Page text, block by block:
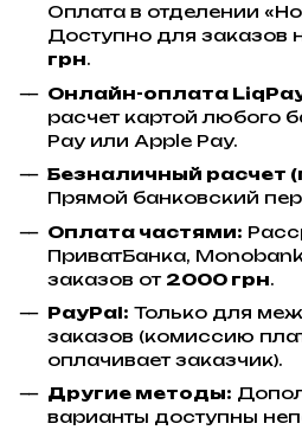
Оплата в отделении
Доступно для заказов
грн.
Онлайн-оплата
расчет картой любого
Pay или Apple Pay.
Безналичный расчет
Прямой банковский
Оплата частями:
ПриватБанка,
заказов от 2000 грн.
PayPal: Только для
заказов (комиссию
оплачивает заказчик).
Другие методы:
варианты доступны